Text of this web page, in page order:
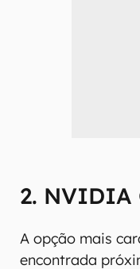
2. NVIDIA
A opção mais
encontrada